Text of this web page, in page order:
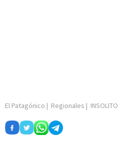
El Patagónico | Regionales | INSOLITO